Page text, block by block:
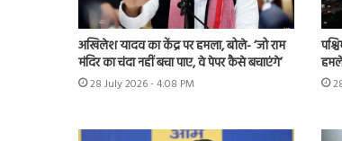
अखिलेश यादव का केंद्र पर हमला, बोले- ‘जो राम
मंदिर का चंदा नहीं बचा पाए, वे पेपर कैसे बचाएंगे’
28 July 2026 - 4:08 PM